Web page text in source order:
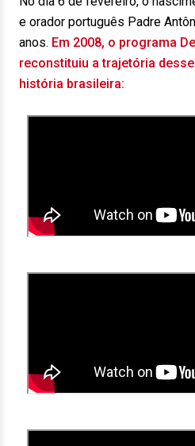
e orador português Padre
anos. Em 2008, o programa
reconstituiu a trajetória
história brasileira: